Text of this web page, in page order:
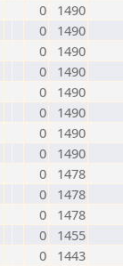
0
1490
0
1490
0
1490
0
1490
0
1490
0
1490
0
1490
0
1490
0
1478
0
1478
0
1478
0
1455
0
1443